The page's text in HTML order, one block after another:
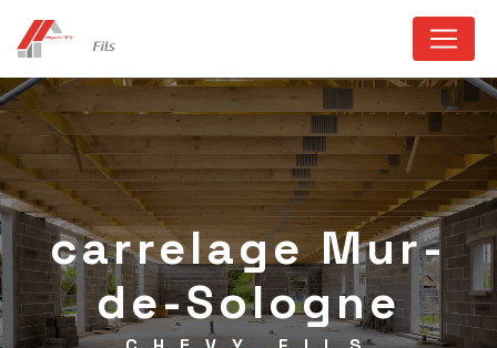
carrelage Mur-
de-Sologne